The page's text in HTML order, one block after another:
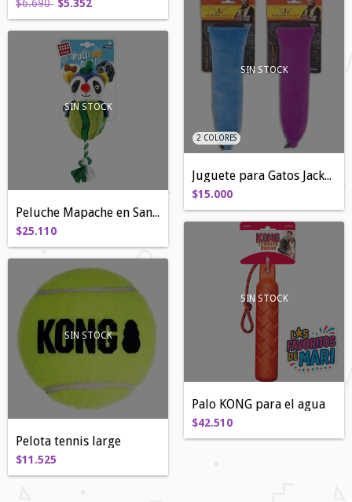
$6.690 $5.352
SIN STOCK
Peluche Mapache en Sandía
$25.110
SIN STOCK
2 COLORES
Juguete para Gatos Jackson Galaxy
$15.000
SIN STOCK
Pelota tennis large
$11.525
SIN STOCK
Palo KONG para el agua
$42.510